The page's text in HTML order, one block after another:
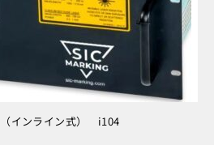
インライン式） i104